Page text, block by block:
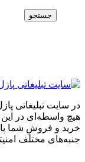
جستجو
در سایت تبلیغاتی
هیچ واسطه‌ای در این
خرید و فروشِ شما
جنبه‌های مختلف